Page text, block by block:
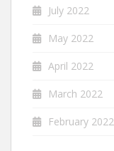
July 2022
May 2022
April 2022
March 2022
February 2022